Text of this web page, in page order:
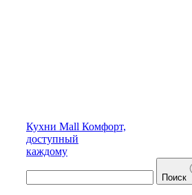
Кухни Mall Комфорт,
доступный
каждому
Поиск